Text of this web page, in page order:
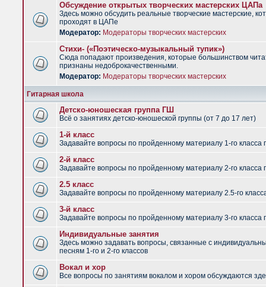
Обсуждение открытых творческих мастерских ЦАПа
Здесь можно обсудить реальные творческие мастерские,
проходят в ЦАПе
Модератор: Модераторы творческих мастерских
Стихи- («Поэтическо-музыкальный тупик»)
Сюда попадают произведения, которые большинством
признаны недоброкачественными.
Модератор: Модераторы творческих мастерских
Гитарная школа
Детско-юношеская группа ГШ
Всё о занятиях детско-юношеской группы (от 7 до 17 лет)
1-й класс
Задавайте вопросы по пройденному материалу 1-го класса
2-й класс
Задавайте вопросы по пройденному материалу 2-го класса
2.5 класс
Задавайте вопросы по пройденному материалу 2.5-го
3-й класс
Задавайте вопросы по пройденному материалу 3-го класса
Индивидуальные занятия
Здесь можно задавать вопросы, связанные с
песням 1-го и 2-го классов
Вокал и хор
Все вопросы по занятиям вокалом и хором обсуждаются